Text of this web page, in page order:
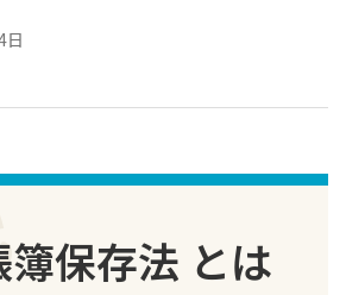
日
保存法 とは